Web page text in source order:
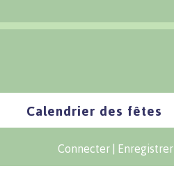
Calendrier des fêtes
Connecter Enregistrer